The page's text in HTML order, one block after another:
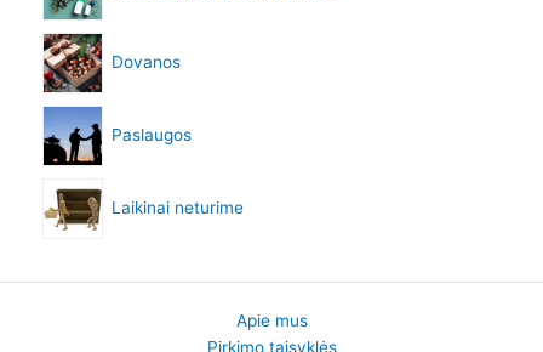
Dovanos
Paslaugos
Laikinai neturime
Apie mus
Pirkimo taisyklės